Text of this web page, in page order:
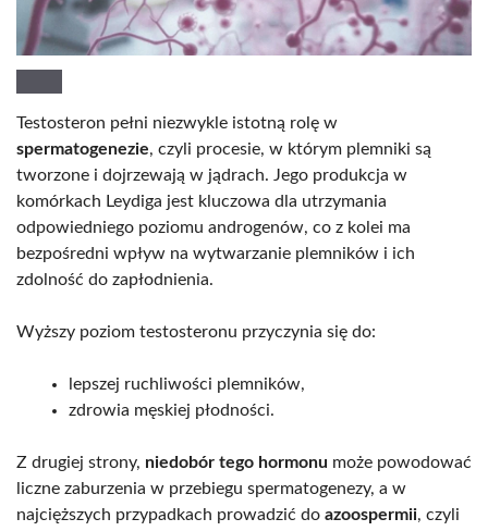
Testosteron pełni niezwykle istotną rolę w
spermatogenezie, czyli procesie, w którym plemniki są
tworzone i dojrzewają w jądrach. Jego produkcja w
komórkach Leydiga jest kluczowa dla utrzymania
odpowiedniego poziomu androgenów, co z kolei ma
bezpośredni wpływ na wytwarzanie plemników i ich
zdolność do zapłodnienia.
Wyższy poziom testosteronu przyczynia się do:
lepszej ruchliwości plemników,
zdrowia męskiej płodności.
Z drugiej strony, niedobór tego hormonu może powodować
liczne zaburzenia w przebiegu spermatogenezy, a w
najcięższych przypadkach prowadzić do azoospermii, czyli